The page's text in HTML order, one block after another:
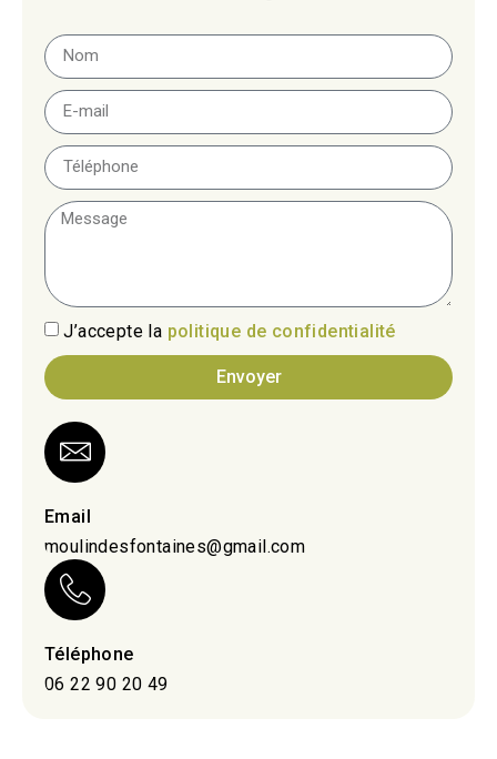
J’accepte la politique de confidentialité
Envoyer
Email
moulindesfontaines@gmail.com
Téléphone
06 22 90 20 49